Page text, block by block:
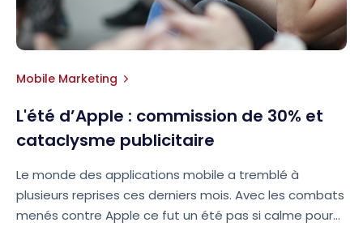
Mobile Marketing
L'été d’Apple : commission de 30% et
cataclysme publicitaire
Le monde des applications mobile a tremblé à
plusieurs reprises ces derniers mois. Avec les combats
menés contre Apple ce fut un été pas si calme pour